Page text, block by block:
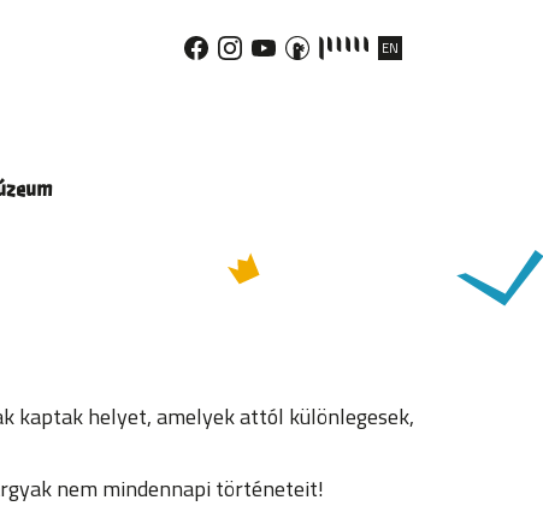
EN
kaptak helyet, amelyek attól különlegesek,
nem mindennapi történeteit!